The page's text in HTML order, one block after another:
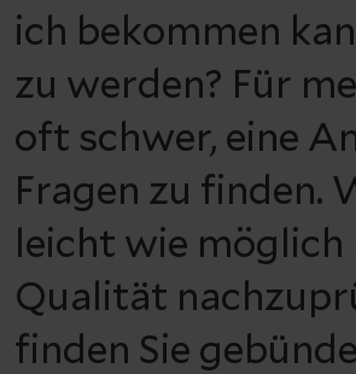
ich bekommen
zu werden? Für
oft schwer, eine
Fragen zu finden.
leicht wie möglich
Qualität
finden Sie